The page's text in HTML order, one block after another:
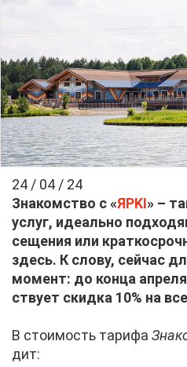
24 / 04 / 24
Зна­ком­ство с«ЯРKI» –
услуг, иде­аль­но
се­ще­ния или
здесь. К сло­ву, сей­час
мо­мент: до кон­ца
ству­ет скид­ка 10% на
В сто­и­мость та­ри­фа
дит: